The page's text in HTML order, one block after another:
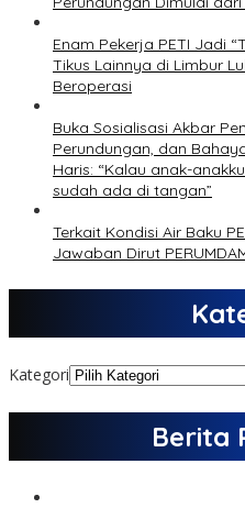
Enam Pekerja PETI Jadi
Tikus Lainnya di Limbur
Beroperasi
Buka Sosialisasi Akbar
Perundungan, dan
Haris: “Kalau anak-
sudah ada di tangan”
Terkait Kondisi Air Baku
Jawaban Dirut
Kategori
Berita